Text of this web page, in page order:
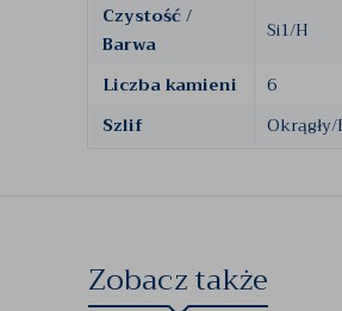
Czystość /
Barwa
Si1/H
Liczba kamieni
6
Szlif
Zobacz także